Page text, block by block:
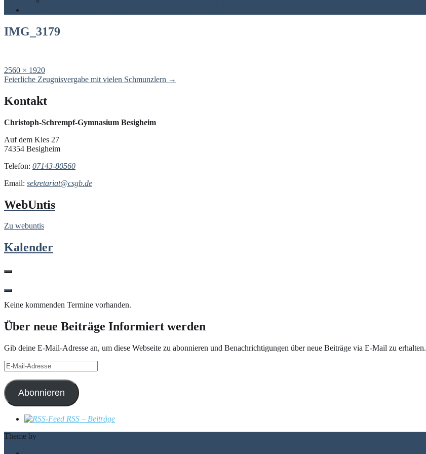
IMG_3179
Full
size
2560 × 1920
Post
Feierliche Zeugnisvergabe mit vielen Schmunzlern →
Kontakt
Christoph-Schrempf-Gymnasium Besigheim
Auf dem Kies 27
74354 Besigheim
Telefon: 07143-80560
Email: sekretariat@csgb.de
WebUntis
Zu webuntis
Kalender
Keine kommenden Termine vorhanden.
Über neue Beiträge Informiert werden
Gib deine E-Mail-Adresse an, um diese Webseite zu abonnieren und Benachrichtigungen über neue Beiträge via E-Mail zu erhalten.
E-
Mail-
Adresse
Abonnieren
RSS – Beiträge
Theme by